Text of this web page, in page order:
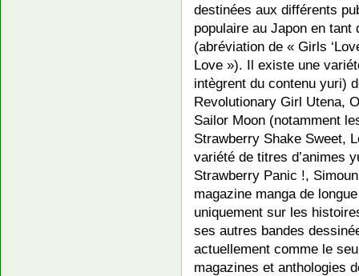
destinées aux différents
populaire au Japon en
(abréviation de « Girls
Love »). Il existe une
intègrent du contenu yuri)
Revolutionary Girl Utena,
Sailor Moon (notamment
Strawberry Shake Sweet,
variété de titres d’animes
Strawberry Panic !,
magazine manga de
uniquement sur les
ses autres bandes
actuellement comme le
magazines et anthologies